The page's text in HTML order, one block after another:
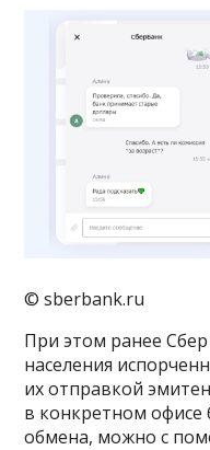
© sberbank.ru
При этом ранее
населения
их отправкой
в конкретном офисе
обмена, можно с